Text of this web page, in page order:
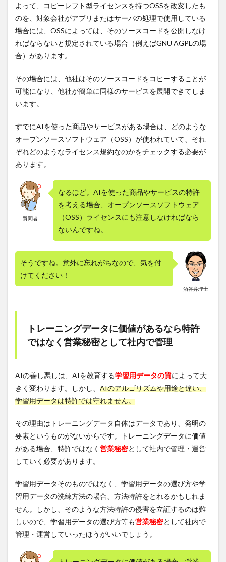
よって、コピーレフト型ライセンスを持つOSSを改変したも
のを、対象会社がアプリまたはサーバの処理で使用している
場合には、OSSによっては、そのソースコードを公開しなけ
ればならないと規定されている場合（例えばGNU AGPLの場
合）があります。
その場合には、他社はそのソースコードをコピーすることが
可能になり、他社が簡単に同様のサービスを展開できてしま
います。
すでにAIを使った商品やサービスがある場合は、どのような
オープンソースソフトウェア（OSS）が使われていて、それ
ぞれどのようなライセンス規約なのかをチェックする必要が
あります。
質問者
なるほど。AIを使った商品やサービスの特許
を考える場合、オープンソースソフトウェア
（OSS）ライセンスにも注意しなければなら
ないんですね。
酒谷弁理士
そうですね。意外に忘れがちなので、気を付
けてください！
トレーニングデータに価値があるなら特許
ではなく営業秘密として社内で管理
AIの善し悪しは、AIを教育する学習用データの質によって大
きく変わります。しかし、 AIのアルゴリズムや用途と違い、
学習用データは特許では守れません。
その理由はトレーニングデータ自体はデータであり、発明の
要素というものがないからです。トレーニングデータに価値
がある場合、特許ではなく 営業秘密として社内で管理・運営
していく必要があります。
学習用データそのものではなく、学習用データの選び方や学
習用データの洗練方法の場合、方法特許をとれるかもしれま
せん。しかし、そのような方法特許の侵害を立証するのは難
しいので、学習用データの選び方等も営業秘密として社内で
管理・運営していったほうがいいでしょう。